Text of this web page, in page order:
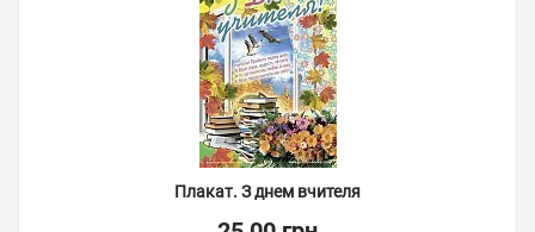
Плакат. З днем вчителя